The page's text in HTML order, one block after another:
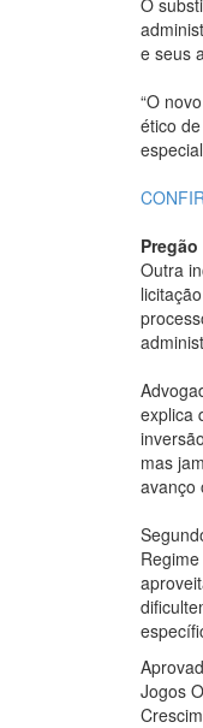
O
e seus
“O
ético
Pregão
Outra
explica
mas
avanço
Jogos